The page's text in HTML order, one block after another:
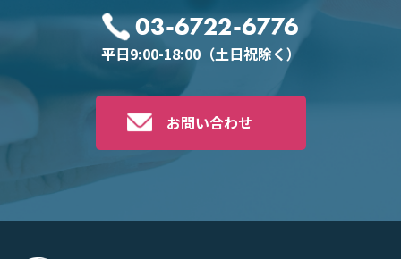
03-6722-6776
平日9:00-18:00（土日祝除く）
お問い合わせ